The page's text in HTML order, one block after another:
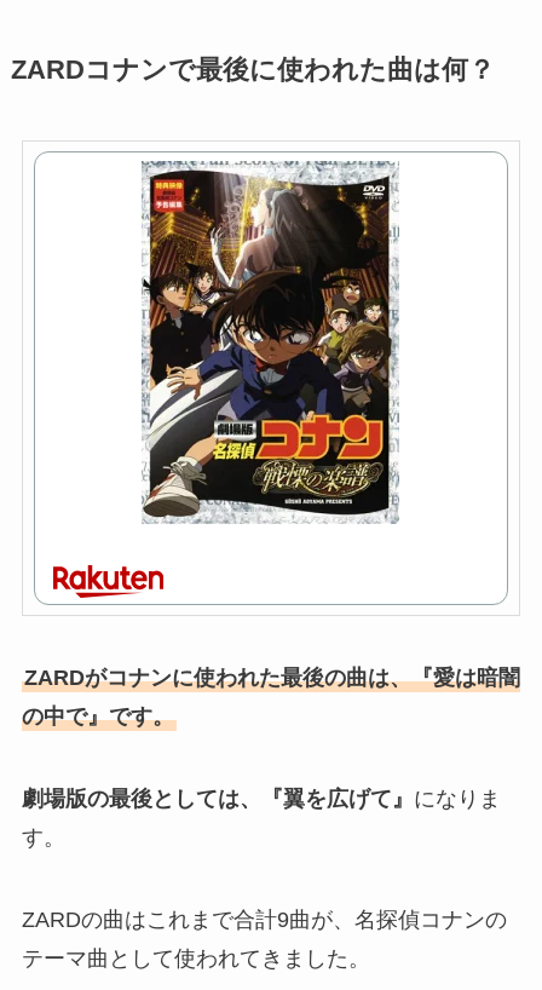
ZARDコナンで最後に使われた曲は何？
ZARDがコナンに使われた最後の曲は、『愛は暗闇
の中で』です。
劇場版の最後としては、『翼を広げて』 になりま
す。
ZARDの曲はこれまで合計9曲が、名探偵コナンの
テーマ曲として使われてきました。